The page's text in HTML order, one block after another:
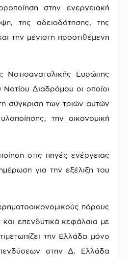
στην ενεργειακή
της αδειοδότησης, της
την μέγιστη προστιθέμενη
Νοτιοανατολικής Ευρώπης
Διαδρόμου οι οποίοι
σύγκριση των τριών αυτών
την οικονομική
στις πηγές ενέργειας
για την εξέλιξη του
πόρους
επενδυτικά κεφάλαια με
την Ελλάδα μόνο
στην Δ. Ελλάδα